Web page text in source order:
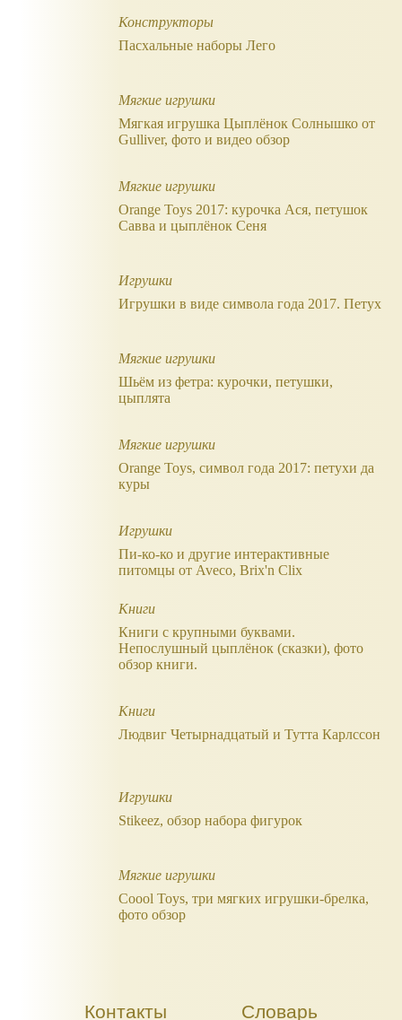
Конструкторы
Пасхальные наборы Лего
Мягкие игрушки
Мягкая игрушка Цыплёнок Солнышко от
Gulliver, фото и видео обзор
Мягкие игрушки
Orange Toys 2017: курочка Ася, петушок
Савва и цыплёнок Сеня
Игрушки
Игрушки в виде символа года 2017. Петух
Мягкие игрушки
Шьём из фетра: курочки, петушки,
цыплята
Мягкие игрушки
Orange Toys, символ года 2017: петухи да
куры
Игрушки
Пи-ко-ко и другие интерактивные
питомцы от Aveco, Brix'n Clix
Книги
Книги с крупными буквами.
Непослушный цыплёнок (сказки), фото
обзор книги.
Книги
Людвиг Четырнадцатый и Тутта Карлссон
Игрушки
Stikeez, обзор набора фигурок
Мягкие игрушки
Coool Toys, три мягких игрушки-брелка,
фото обзор
Контакты Словарь